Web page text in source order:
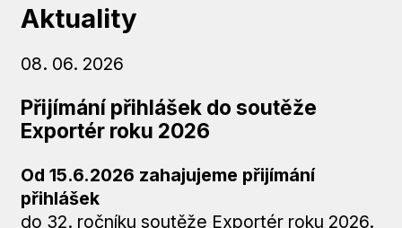
Aktuality
08. 06. 2026
Přijímání přihlášek do soutěže
Exportér roku 2026
Od 15.6.2026 zahajujeme přijímání
přihlášek
do 32. ročníku soutěže Exportér roku 2026.